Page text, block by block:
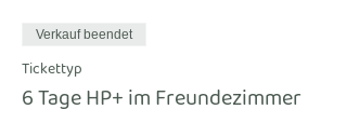
Verkauf beendet
Tickettyp
6 Tage HP+ im Freundezimmer